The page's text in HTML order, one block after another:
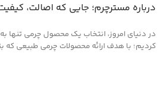
درباره مسترچرم؛ جایی که اصالت،
در دنیای امروز، انتخاب یک محصول چرمی تنها
کردیم؛ با هدف ارائه محصولات چرمی طبیعی که